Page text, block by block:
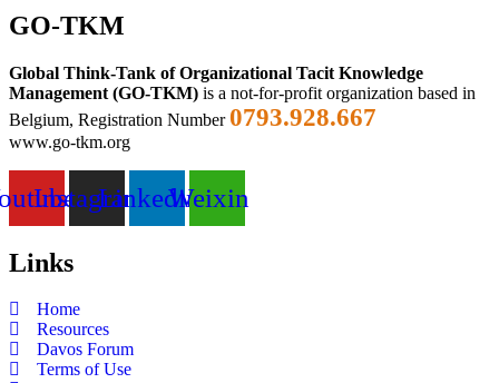
GO-TKM
Global Think-Tank of Organizational Tacit Knowledge
Management (GO-TKM) is a not-for-profit organization based in
Belgium, Registration Number0793.928.667
www.go-tkm.org
InstagramLinkedinWeixin
Links
Home
Resources
Davos Forum
Terms of Use